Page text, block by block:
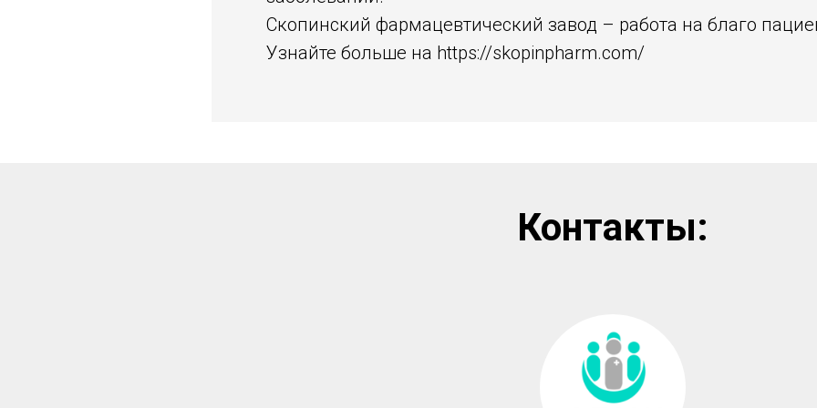
Скопинский фармацевтический завод – работа на благо
Узнайте больше на https://skopinpharm.com/
Контакты: